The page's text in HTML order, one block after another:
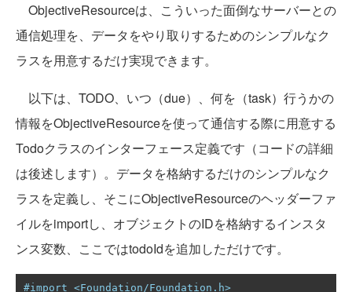
ObjectiveResourceは、こういった面倒なサーバーとの
通信処理を、データをやり取りするためのシンプルなク
ラスを用意するだけ実現できます。
以下は、TODO、いつ（due）、何を（task）行うかの
情報をObjectiveResourceを使って通信する際に用意する
Todoクラスのインターフェース定義です（コードの詳細
は後述します）。データを格納するだけのシンプルなク
ラスを定義し、そこにObjectiveResourceのヘッダーファ
イルをimportし、オブジェクトのIDを格納するインスタ
ンス変数、ここではtodoIdを追加しただけです。
#import <Foundation/Foundation.h>